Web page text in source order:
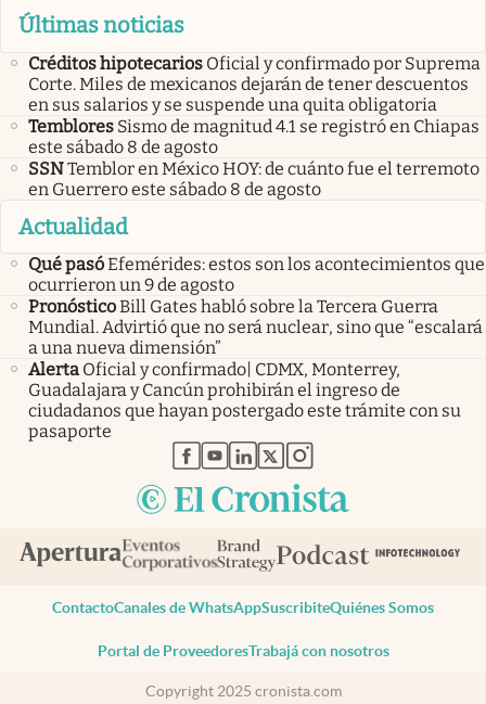
Últimas noticias
Créditos hipotecarios Oficial y confirmado por Suprema
Corte. Miles de mexicanos dejarán de tener descuentos
en sus salarios y se suspende una quita obligatoria
Temblores Sismo de magnitud 4.1 se registró en Chiapas
este sábado 8 de agosto
SSNTemblor en México HOY: de cuánto fue el terremoto
en Guerrero este sábado 8 de agosto
Actualidad
Qué pasóEfemérides: estos son los acontecimientos que
ocurrieron un 9 de agosto
PronósticoBill Gates habló sobre la Tercera Guerra
Mundial. Advirtió que no será nuclear, sino que “escalará
a una nueva dimensión”
Alerta Oficial y confirmado| CDMX, Monterrey,
Guadalajara y Cancún prohibirán el ingreso de
ciudadanos que hayan postergado este trámite con su
pasaporte
abre en nueva pestaña
abre en nueva pestaña
abre en nueva pestaña
abre en nueva pestaña
abre en nueva pestaña
ContactoCanales de WhatsAppSuscribiteQuiénes Somos
Portal de ProveedoresTrabajá con nosotros
Copyright 2025 cronista.com